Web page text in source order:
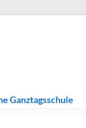
Ganztagsschule